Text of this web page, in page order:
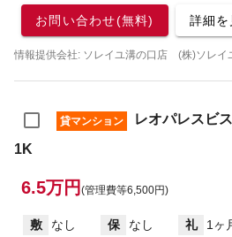
お問い合わせ(無料) 詳細を
情報提供会社: ソレイユ溝の口店 (株)ソレイ
貸マンション
レオパレスビ
1K
6.5万円 (管理費等6,500円)
敷 なし 保 なし 礼
1ヶ